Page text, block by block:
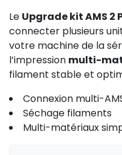
Le Upgrade kit AMS 2
connecter plusieurs
votre machine de la
l’impression multi-
filament stable et
Connexion multi-
Séchage filaments
Multi-matériaux